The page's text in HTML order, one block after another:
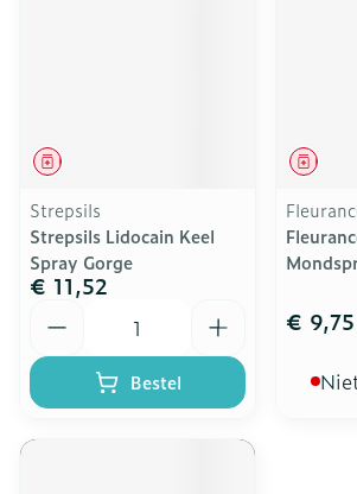
Geneesmiddel
Strepsils
Strepsils Lidocain Keel
Spray Gorge
€ 11,52
Bestel
€ 9,75